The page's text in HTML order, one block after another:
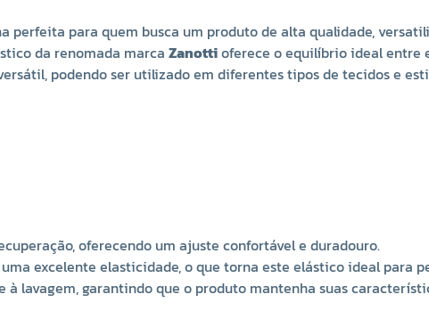
perfeita para quem busca um produto de alta qualidade,
da renomada marca Zanottioferece o equilíbrio ideal entre
podendo ser utilizado em diferentes tipos de tecidos e
oferecendo um ajuste confortável e duradouro.
excelente elasticidade, o que torna este elástico ideal para
à lavagem, garantindo que o produto mantenha suas